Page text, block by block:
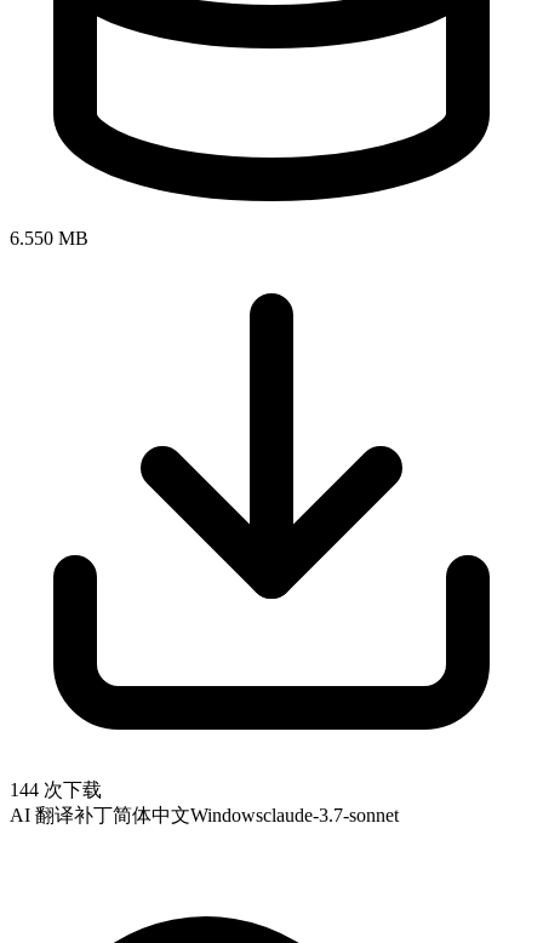
6.550 MB
144 次下载
AI 翻译补丁简体中文Windowsclaude-3.7-sonnet